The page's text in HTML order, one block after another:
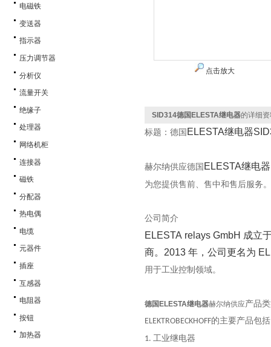
电磁铁
变送器
指示器
压力调节器
分析仪
流量开关
绝缘子
处理器
网络机柜
连接器
磁铁
分配器
热电偶
电缆
元器件
插座
互感器
电阻器
按钮
加热器
点击放大
SID314德国ELESTA继电器的详细
标题：德国 ELESTA继电器
赫尔纳供应德国 ELESTA继电器
为您提供售前、售中和售后服务。
公司简介
ELESTA relays GmbH 成立
商。 2013 年，公司更名为
用于工业控制领域。
德国ELESTA继电器赫尔纳供应产品
ELEKTROBECKHOFF的主要产品包
1. 工业继电器